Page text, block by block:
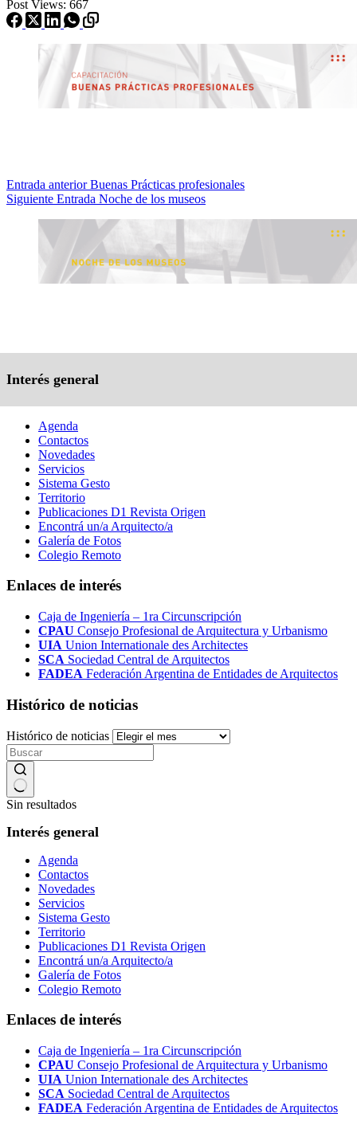
Post Views: 667
Entrada anteriorBuenas Prácticas profesionales
Siguiente Entrada Noche de los museos
Interés general
Agenda
Contactos
Novedades
Servicios
Sistema Gesto
Territorio
Publicaciones D1 Revista Origen
Encontrá un/a Arquitecto/a
Galería de Fotos
Colegio Remoto
Enlaces de interés
Caja de Ingeniería – 1ra Circunscripción
CPAU Consejo Profesional de Arquitectura y Urbanismo
UIA Union Internationale des Architectes
SCA Sociedad Central de Arquitectos
FADEA Federación Argentina de Entidades de Arquitectos
Histórico de noticias
Histórico de noticias
Sin resultados
Interés general
Agenda
Contactos
Novedades
Servicios
Sistema Gesto
Territorio
Publicaciones D1 Revista Origen
Encontrá un/a Arquitecto/a
Galería de Fotos
Colegio Remoto
Enlaces de interés
Caja de Ingeniería – 1ra Circunscripción
CPAU Consejo Profesional de Arquitectura y Urbanismo
UIA Union Internationale des Architectes
SCA Sociedad Central de Arquitectos
FADEA Federación Argentina de Entidades de Arquitectos